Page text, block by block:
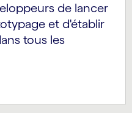
de lancer
et d'établir
tous les